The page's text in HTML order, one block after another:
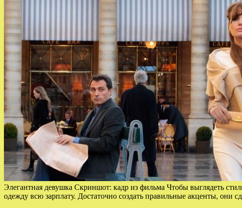
Элегантная девушка Скриншот: кадр из фильма Чтобы выглядеть
одежду всю зарплату. Достаточно создать правильные акценты, они